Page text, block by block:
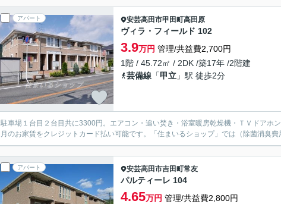
アパート 安芸高田市甲田町高田原
ヴィラ・フィールド 102
3.9万円 管理/共益費2,700円
1階 / 45.72㎡ / 2DK /築17年 /2階建
芸備線 「甲立 」駅 徒歩2分
駐車場１台目２台目共に3300円。エアコン・追い焚き・浴室暖房乾燥機・ＴＶドアホ
月のお家賃をクレジットカード払い可能です。「住まいるショップ」では（除菌消臭
アパート 安芸高田市吉田町常友
パルティーレ 104
4.65万円 管理/共益費2,800円